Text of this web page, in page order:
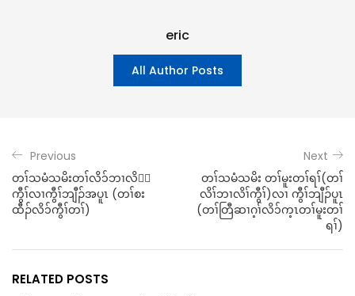
eric
All Author Posts
Previous
တၢ်သမံသမိးတၢ်လိ၁်ဘၢလိ၁်
ကွီၢ်လၢကွီၢ်ဘျီၣ်အပူၤ (တၢ်စး
ထီၣ်လိ၁်ကွီၢ်တၢ်)
Next
တၢ်သမံသမိး တၢ်မူးတၢ်ရၢ်(တၢ်
လိၢ်ဘၢလိၢ်ကွီၢ်)လၢ ကွီၢ်ဘျီၣ်ပူၤ
(တၢ်တြီဆၢဂ့ၢ်လိ၁်က့ၤတၢ်မူးတၢ်
ရၢ်)
RELATED POSTS